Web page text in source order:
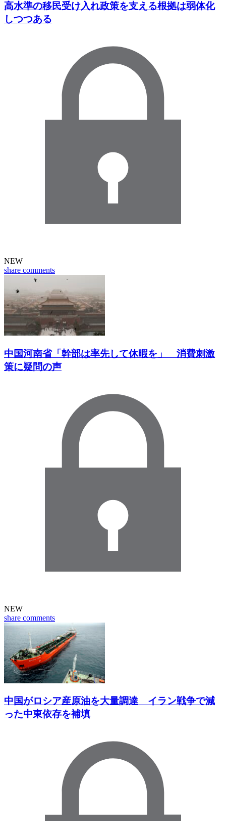
高水準の移民受け入れ政策を支える根拠は弱体化
しつつある
NEW
share comments
中国河南省「幹部は率先して休暇を」 消費刺激
策に疑問の声
NEW
share comments
中国がロシア産原油を大量調達 イラン戦争で減
った中東依存を補填